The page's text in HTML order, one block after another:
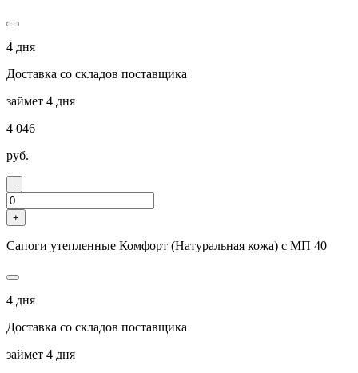
4 дня
Доставка со складов поставщика
займет 4 дня
4 046
руб.
-
+
Сапоги утепленные Комфорт (Натуральная кожа) с МП 40
4 дня
Доставка со складов поставщика
займет 4 дня